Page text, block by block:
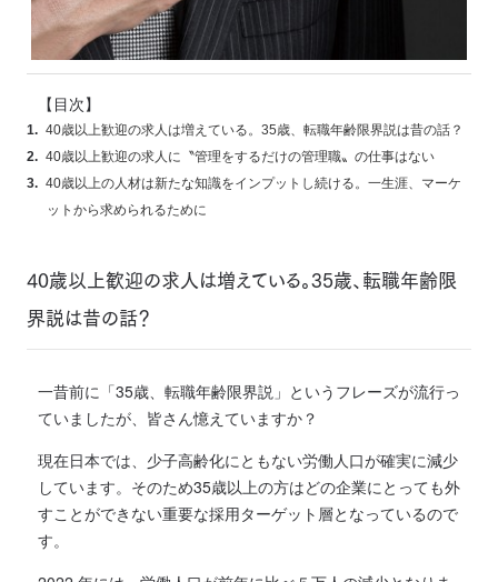
【目次】
40歳以上歓迎の求人は増えている。35歳、転職年齢限界説は昔の話？
40歳以上歓迎の求人に〝管理をするだけの管理職〟の仕事はない
40歳以上の人材は新たな知識をインプットし続ける。一生涯、マーケ
ットから求められるために
40歳以上歓迎の求人は増えている。35歳、転職年齢限
界説は昔の話？
一昔前に「35歳、転職年齢限界説」というフレーズが流行っ
ていましたが、皆さん憶えていますか？
現在日本では、少子高齢化にともない労働人口が確実に減少
しています。そのため35歳以上の方はどの企業にとっても外
すことができない重要な採用ターゲット層となっているので
す。